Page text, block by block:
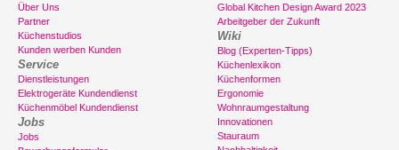
Über Uns
Partner
Küchenstudios
Kunden werben Kunden
Service
Dienstleistungen
Elektrogeräte Kundendienst
Küchenmöbel Kundendienst
Jobs
Jobs
Global Kitchen Design Award 2023
Arbeitgeber der Zukunft
Wiki
Blog (Experten-Tipps)
Küchenlexikon
Küchenformen
Ergonomie
Wohnraumgestaltung
Innovationen
Stauraum